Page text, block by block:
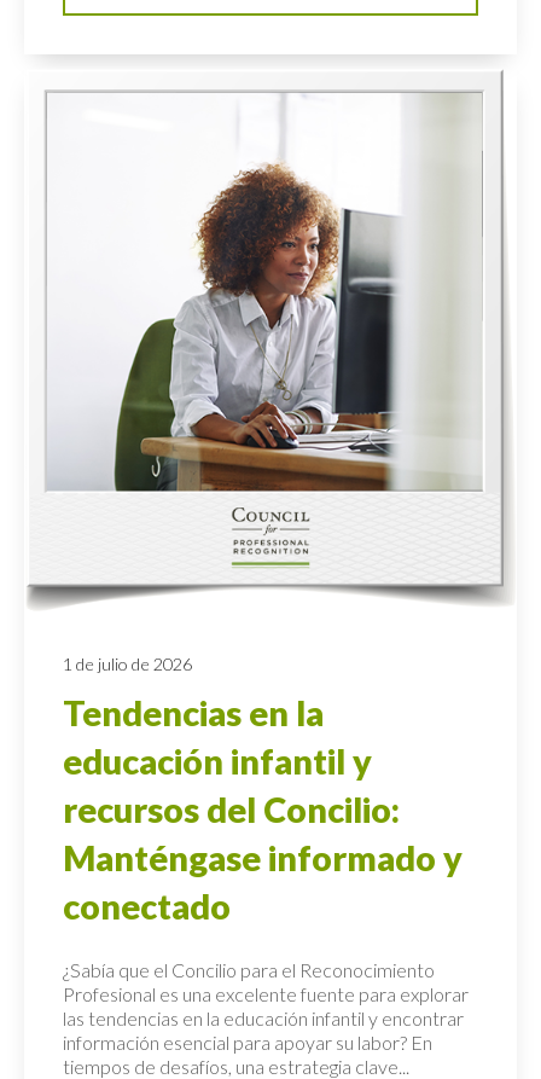
1 de julio de 2026
Tendencias en la
educación infantil y
recursos del Concilio:
Manténgase informado y
conectado
¿Sabía que el Concilio para el Reconocimiento
Profesional es una excelente fuente para explorar
las tendencias en la educación infantil y encontrar
información esencial para apoyar su labor? En
tiempos de desafíos, una estrategia clave...